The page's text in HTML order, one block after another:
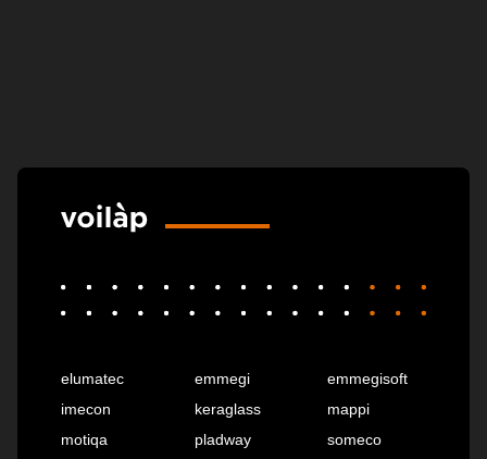
elumatec emmegi
emmegisoft
imecon
keraglass
mappi
motiqa
pladway
someco